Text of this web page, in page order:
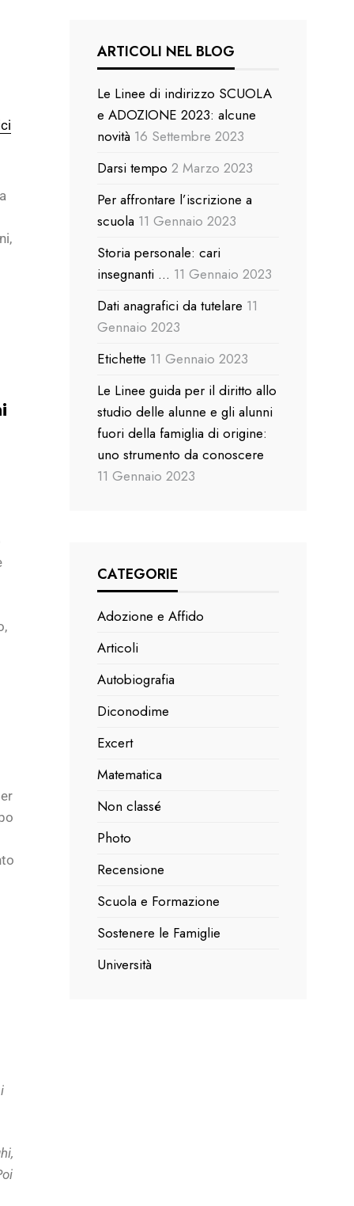
ARTICOLI NEL BLOG
Le Linee di indirizzo SCUOLA
e ADOZIONE 2023: alcune
novità 16 Settembre 2023
Darsi tempo 2 Marzo 2023
Per affrontare l’iscrizione a
scuola 11 Gennaio 2023
Storia personale: cari
insegnanti … 11 Gennaio 2023
Dati anagrafici da tutelare 11
Gennaio 2023
Etichette 11 Gennaio 2023
Le Linee guida per il diritto allo
studio delle alunne e gli alunni
fuori della famiglia di origine:
uno strumento da conoscere
11 Gennaio 2023
CATEGORIE
Adozione e Affido
Articoli
Autobiografia
Diconodime
Excert
Matematica
Non classé
Photo
Recensione
Scuola e Formazione
Sostenere le Famiglie
Università